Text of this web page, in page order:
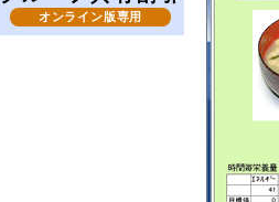
オンライン版専用